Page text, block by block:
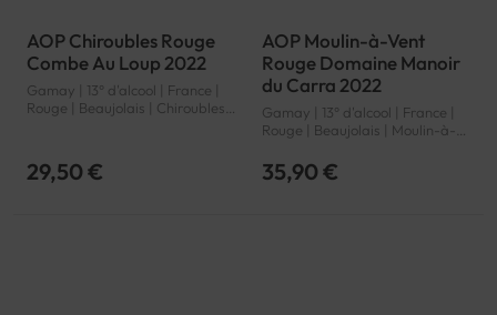
AOP Chiroubles Rouge
Combe Au Loup 2022
Gamay | 13° d'alcool | France |
Rouge | Beaujolais | Chiroubles |
29,50 €
AOP Moulin-à-Vent
Rouge Domaine Manoir
du Carra 2022
Gamay | 13° d'alcool | France |
Rouge | Beaujolais | Moulin-à-
35,90 €